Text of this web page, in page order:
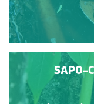
SAPO-